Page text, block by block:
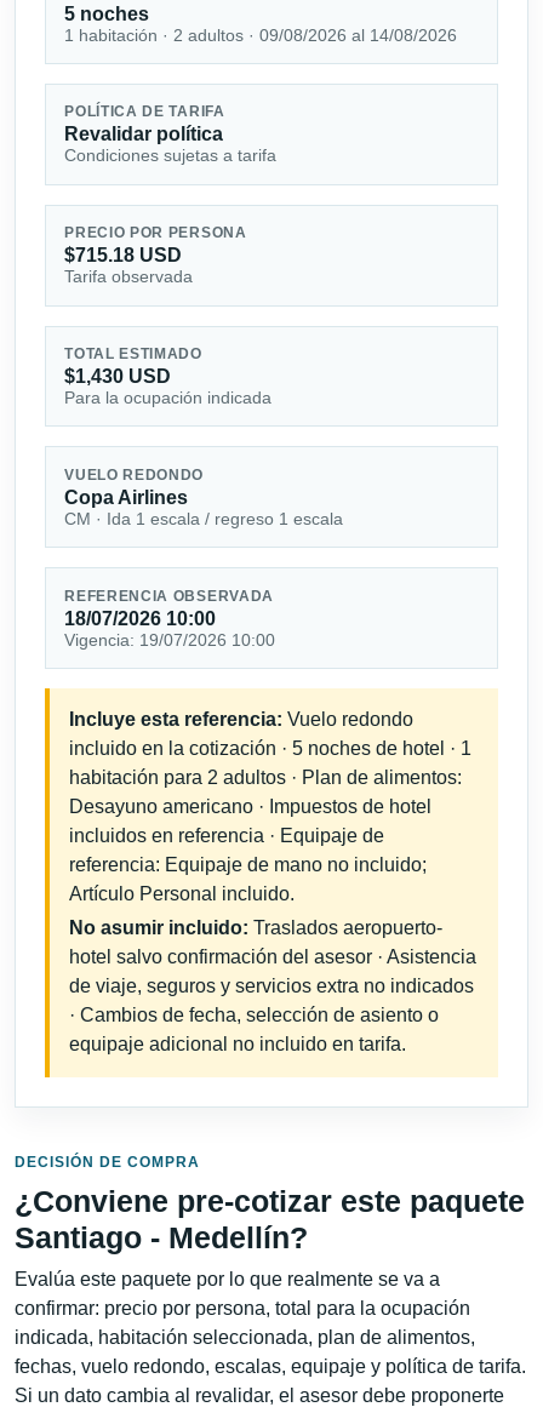
5 noches
1 habitación · 2 adultos · 09/08/2026 al 14/08/2026
POLÍTICA DE TARIFA
Revalidar política
Condiciones sujetas a tarifa
PRECIO POR PERSONA
$715.18 USD
Tarifa observada
TOTAL ESTIMADO
$1,430 USD
Para la ocupación indicada
VUELO REDONDO
Copa Airlines
CM · Ida 1 escala / regreso 1 escala
REFERENCIA OBSERVADA
18/07/2026 10:00
Vigencia: 19/07/2026 10:00
Incluye esta referencia: Vuelo redondo
incluido en la cotización · 5 noches de hotel · 1
habitación para 2 adultos · Plan de alimentos:
Desayuno americano · Impuestos de hotel
incluidos en referencia · Equipaje de
referencia: Equipaje de mano no incluido;
Artículo Personal incluido.
No asumir incluido: Traslados aeropuerto-
hotel salvo confirmación del asesor · Asistencia
de viaje, seguros y servicios extra no indicados
· Cambios de fecha, selección de asiento o
equipaje adicional no incluido en tarifa.
DECISIÓN DE COMPRA
¿Conviene pre-cotizar este paquete
Santiago - Medellín?
Evalúa este paquete por lo que realmente se va a
confirmar: precio por persona, total para la ocupación
indicada, habitación seleccionada, plan de alimentos,
fechas, vuelo redondo, escalas, equipaje y política de tarifa.
Si un dato cambia al revalidar, el asesor debe proponerte